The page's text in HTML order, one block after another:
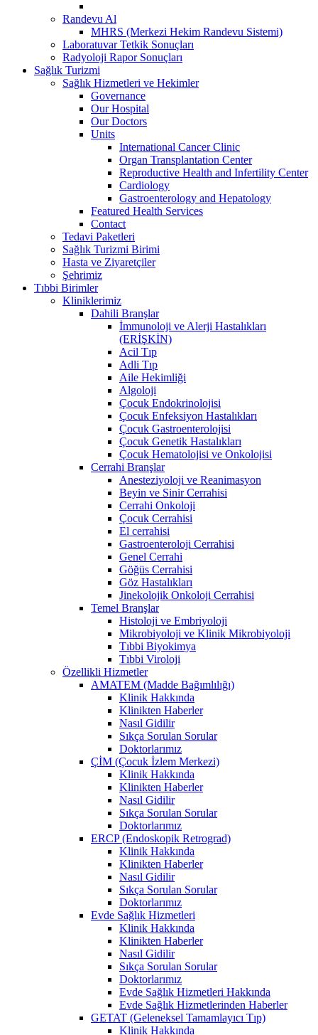
Randevu Al
MHRS (Merkezi Hekim Randevu Sistemi)
Laboratuvar Tetkik Sonuçları
Radyoloji Rapor Sonuçları
Sağlık Turizmi
Sağlık Hizmetleri ve Hekimler
Governance
Our Hospital
Our Doctors
Units
International Cancer Clinic
Organ Transplantation Center
Reproductive Health and Infertility Center
Cardiology
Gastroenterology and Hepatology
Featured Health Services
Contact
Tedavi Paketleri
Sağlık Turizmi Birimi
Hasta ve Ziyaretçiler
Şehrimiz
Tıbbi Birimler
Kliniklerimiz
Dahili Branşlar
İmmunoloji ve Alerji Hastalıkları
(ERİŞKİN)
Acil Tıp
Adli Tıp
Aile Hekimliği
Algoloji
Çocuk Endokrinolojisi
Çocuk Enfeksiyon Hastalıkları
Çocuk Gastroenterolojisi
Çocuk Genetik Hastalıkları
Çocuk Hematolojisi ve Onkolojisi
Cerrahi Branşlar
Anesteziyoloji ve Reanimasyon
Beyin ve Sinir Cerrahisi
Cerrahi Onkoloji
Çocuk Cerrahisi
El cerrahisi
Gastroenteroloji Cerrahisi
Genel Cerrahi
Göğüs Cerrahisi
Göz Hastalıkları
Jinekolojik Onkoloji Cerrahisi
Temel Branşlar
Histoloji ve Embriyoloji
Mikrobiyoloji ve Klinik Mikrobiyoloji
Tıbbi Biyokimya
Tıbbi Viroloji
Özellikli Hizmetler
AMATEM (Madde Bağımlılığı)
Klinik Hakkında
Klinikten Haberler
Nasıl Gidilir
Sıkça Sorulan Sorular
Doktorlarımız
ÇİM (Çocuk İzlem Merkezi)
Klinik Hakkında
Klinikten Haberler
Nasıl Gidilir
Sıkça Sorulan Sorular
Doktorlarımız
ERCP (Endoskopik Retrograd)
Klinik Hakkında
Klinikten Haberler
Nasıl Gidilir
Sıkça Sorulan Sorular
Doktorlarımız
Evde Sağlık Hizmetleri
Klinik Hakkında
Klinikten Haberler
Nasıl Gidilir
Sıkça Sorulan Sorular
Doktorlarımız
Evde Sağlık Hizmetleri Hakkında
Evde Sağlık Hizmetlerinden Haberler
GETAT (Geleneksel Tamamlayıcı Tıp)
Klinik Hakkında